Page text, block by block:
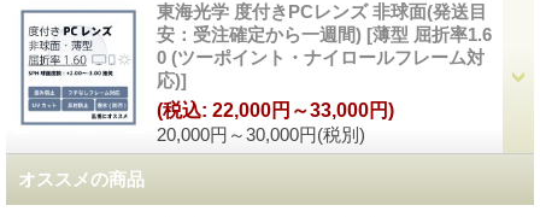
東海光学 度付きPCレンズ 非球面(発送目
安：受注確定から一週間) [薄型 屈折率1.6
0 (ツーポイント・ナイロールフレーム対
応)]
20,000円～30,000円(税別)
(税込: 22,000円～33,000円)
オススメの商品